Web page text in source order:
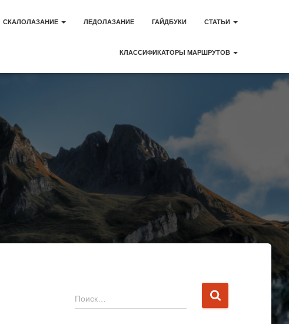
СКАЛОЛАЗАНИЕ ЛЕДОЛАЗАНИЕ ГАЙДБУКИ СТАТЬИ
КЛАССИФИКАТОРЫ МАРШРУТОВ
Н
а
Поиск…